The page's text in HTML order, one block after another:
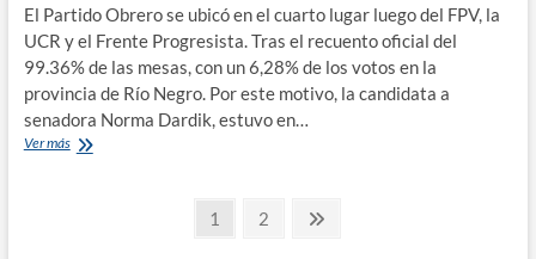
el
Partido
Obrero
presentó
sus
candidatos
El Partido Obrero se ubicó en el cuarto lugar luego del FPV, la
UCR y el Frente Progresista. Tras el recuento oficial del
99.36% de las mesas, con un 6,28% de los votos en la
provincia de Río Negro. Por este motivo, la candidata a
senadora Norma Dardik, estuvo en…
Ver másElecciones
Página
1 Página
2